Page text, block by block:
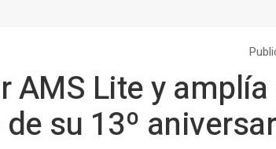
AMS Lite y amplía
su 13º